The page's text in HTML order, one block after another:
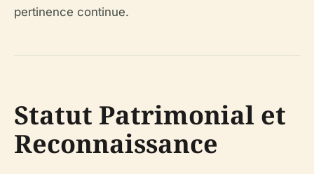
pertinence continue.
Statut Patrimonial et
Reconnaissance